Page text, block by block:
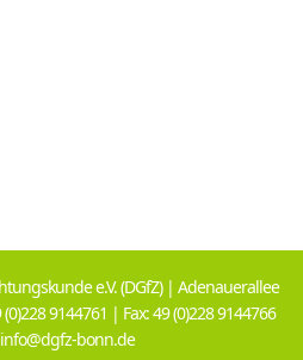
e.V. (DGfZ) | Adenauerallee
9144761 | Fax: 49 (0)228 9144766
bonn.de